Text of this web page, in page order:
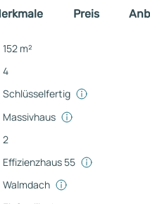
Preis
152 m²
4
Schlüsselfertig
Massivhaus
2
Effizienzhaus 55
Walmdach